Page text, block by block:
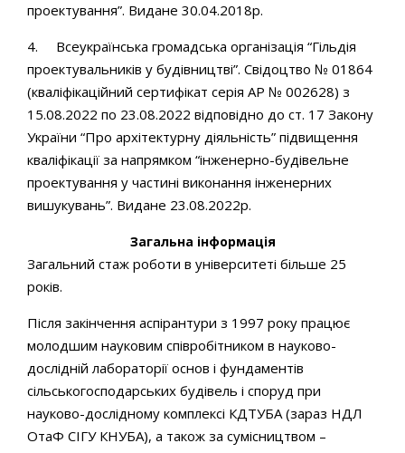
проектування”. Видане 30.04.2018р.
4. Всеукраїнська громадська організація “Гільдія
проектувальників у будівництві”. Свідоцтво № 01864
(кваліфікаційний сертифікат серія АР № 002628) з
15.08.2022 по 23.08.2022 відповідно до ст. 17 Закону
України “Про архітектурну діяльність” підвищення
кваліфікації за напрямком “інженерно-будівельне
проектування у частині виконання інженерних
вишукувань”. Видане 23.08.2022р.
Загальна інформація
Загальний стаж роботи в університеті більше 25
років.
Після закінчення аспірантури з 1997 року працює
молодшим науковим співробітником в науково-
дослідній лабораторії основ і фундаментів
сільськогосподарських будівель і споруд при
науково-дослідному комплексі КДТУБА (зараз НДЛ
ОтаФ СІГУ КНУБА), а також за сумісництвом –